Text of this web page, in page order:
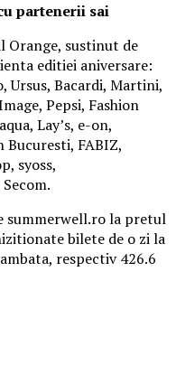
partenerii sai
Orange, sustinut de
editiei aniversare:
Bacardi, Martini,
Pepsi, Fashion
Lay’s, e-on,
Bucuresti, FABIZ,
syoss,
summerwell.ro la pretul
bilete de o zi la
respectiv 426.6